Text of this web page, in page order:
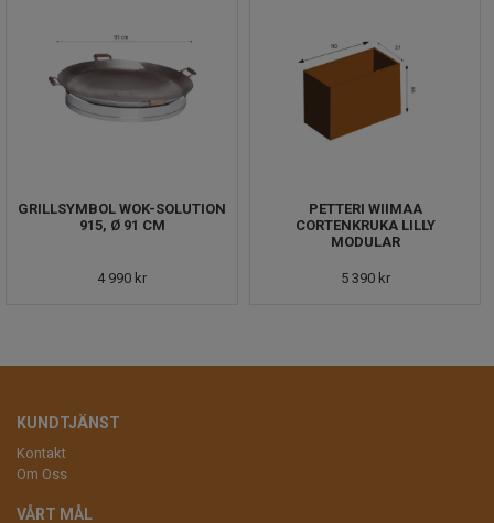
GRILLSYMBOL WOK-SOLUTION
915, Ø 91 CM
4 990 kr
PETTERI WIIMAA
CORTENKRUKA LILLY
MODULAR
5 390 kr
KUNDTJÄNST
Kontakt
Om Oss
VÅRT MÅL